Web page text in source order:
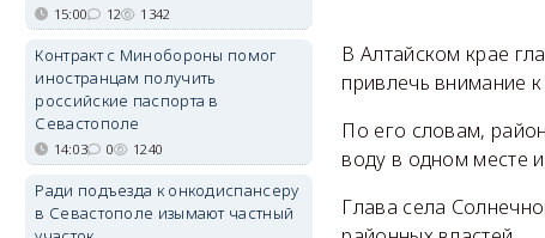
В Алтайском крае
привлечь внимание
По его словам,
воду в одном месте
Глава села
15:00 12 1342
Контракт с Минобороны помог
иностранцам получить
российские паспорта в
Севастополе
14:03 0 1240
Ради подъезда к онкодиспансеру
в Севастополе изымают частный